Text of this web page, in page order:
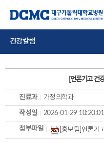
건강칼럼
[언론기고 건
진료과 가정의학과
작성일 2026-01-29 10:20:01
첨부파일 [홍보팀]언론기